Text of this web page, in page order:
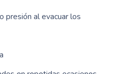
presión al evacuar los